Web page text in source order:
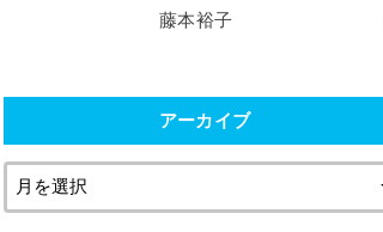
藤本裕子
アーカイブ